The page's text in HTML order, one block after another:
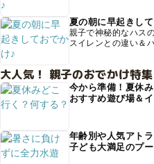
夏の朝に早起きし
親子で神秘的なハス
スイレンとの違い＆
大人気！ 親子のおでかけ特
今から準備！夏休
おすすめ遊び場＆
年齢別や人気アト
子ども大満足のプ